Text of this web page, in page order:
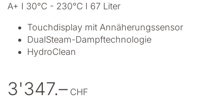
A+ I 30°C - 230°C I 67 Liter
Touchdisplay mit Annäherungssensor
DualSteam-Dampftechnologie
HydroClean
3'347.– CHF